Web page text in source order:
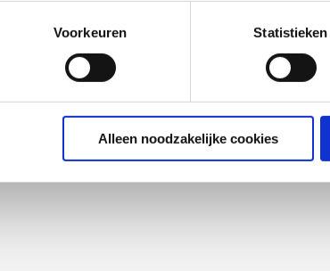
Voorkeuren Statistieken
Alleen noodzakelijke cookies